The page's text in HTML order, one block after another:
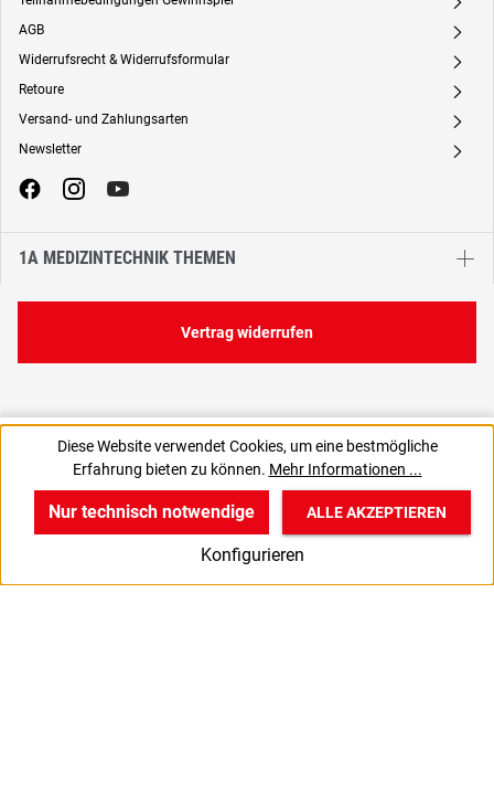
5,43 €
0,11 € / 1 Stück
AGB A
Widerrufsrecht & Widerrufsformular A
Retoure A
Versand- und Zahlungsarten A
Newsletter A
1A MEDIZINTECHNIK THEMEN
Vertrag widerrufen
Diese Website verwendet Cookies, um eine bestmögliche
Erfahrung bieten zu können. Mehr Informationen ...
Nur technisch notwendige
Konfigurieren
ALLE AKZEPTIEREN
v
Produkte
B